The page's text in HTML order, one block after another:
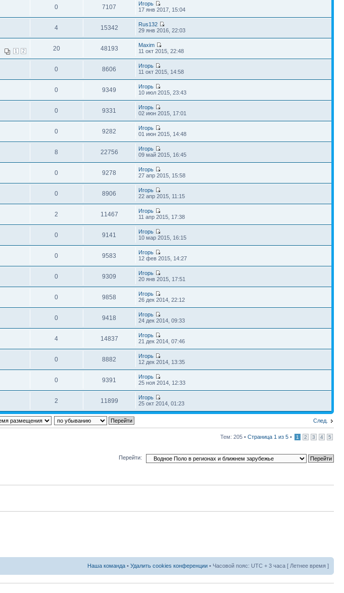
0 7107
Игорь
17 янв 2017, 15:04
4 15342
Rus132
29 янв 2016, 22:03
1 2 20 48193
Maxim
11 окт 2015, 22:48
0 8606
Игорь
11 окт 2015, 14:58
0 9349
Игорь
10 июл 2015, 23:43
0 9331
Игорь
02 июн 2015, 17:01
0 9282
Игорь
01 июн 2015, 14:48
8 22756
Игорь
09 май 2015, 16:45
0 9278
Игорь
27 апр 2015, 15:58
0 8906
Игорь
22 апр 2015, 11:15
2 11467
Игорь
11 апр 2015, 17:38
0 9141
Игорь
10 мар 2015, 16:15
0 9583
Игорь
12 фев 2015, 14:27
0 9309
Игорь
20 янв 2015, 17:51
0 9858
Игорь
26 дек 2014, 22:12
0 9418
Игорь
24 дек 2014, 09:33
4 14837
Игорь
21 дек 2014, 07:46
0 8882
Игорь
12 дек 2014, 13:35
0 9391
Игорь
25 ноя 2014, 12:33
2 11899
Игорь
25 окт 2014, 01:23
След.
Тем: 205 • Страница 1 из 5 • 1 2 3 4 5
Перейти:
Наша команда • Удалить cookies конференции • Часовой пояс: UTC + 3 часа [ Летнее время ]